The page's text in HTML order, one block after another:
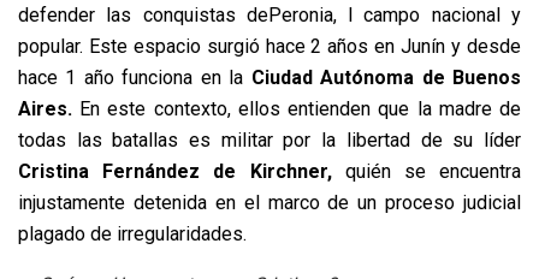
defender las conquistas dePeronia, l campo nacional y
popular. Este espacio surgió hace 2 años en Junín y desde
hace 1 año funciona en la Ciudad Autónoma de Buenos
Aires. En este contexto, ellos entienden que la madre de
todas las batallas es militar por la libertad de su líder
Cristina Fernández de Kirchner,quién se encuentra
injustamente detenida en el marco de un proceso judicial
plagado de irregularidades.